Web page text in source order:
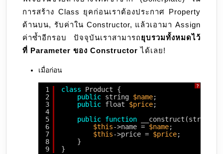
การสร้าง Class ยุคก่อนเราต้องประกาศ Property
ด้านบน, รับค่าใน Constructor, แล้วเอามา Assign
ค่าซ้ำอีกรอบ ปัจจุบันเราสามารถยุบรวมทั้งหมดไว้
ที่ Parameter ของ Constructor ได้เลย!
เมื่อก่อน
?
1
2
3
4
5
6
7
8
9
class
Product {
public string $name;
public float $price;
public function __construct(string
$this->name = $name;
$this->price = $price;
}
}